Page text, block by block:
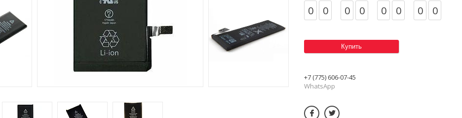
0 0 0 0 0 0 0 0
Купить
+7 (775) 606-07-45
WhatsApp